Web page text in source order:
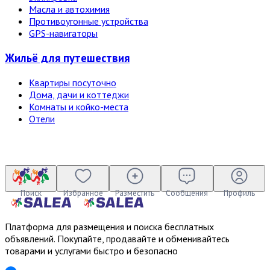
Масла и автохимия
Противоугонные устройства
GPS-навигаторы
Жильё для путешествия
Квартиры посуточно
Дома, дачи и коттеджи
Комнаты и койко-места
Отели
Поиск Избранное Разместить Сообщения Профиль
Платформа для размещения и поиска бесплатных
объявлений. Покупайте, продавайте и обменивайтесь
товарами и услугами быстро и безопасно